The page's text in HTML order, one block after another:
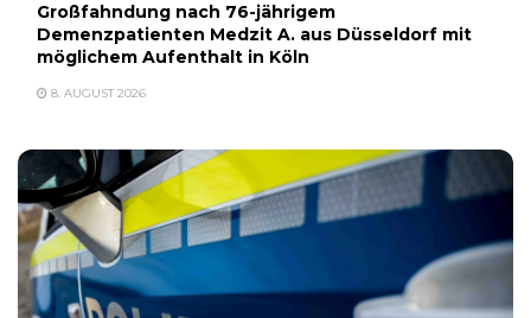
Großfahndung nach 76-jährigem
Demenzpatienten Medzit A. aus Düsseldorf mit
möglichem Aufenthalt in Köln
8. AUGUST 2026